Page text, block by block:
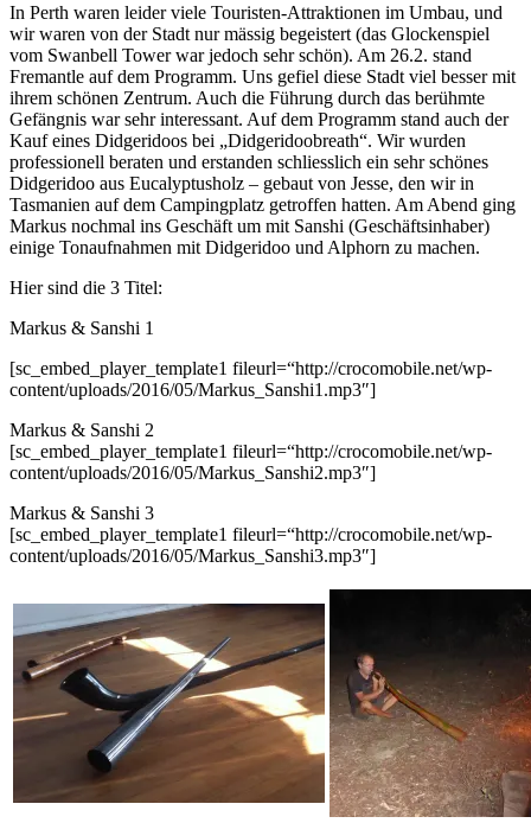
In Perth waren leider viele Touristen-Attraktionen im Umbau, und
wir waren von der Stadt nur mässig begeistert (das Glockenspiel
vom Swanbell Tower war jedoch sehr schön). Am 26.2. stand
Fremantle auf dem Programm. Uns gefiel diese Stadt viel besser mit
ihrem schönen Zentrum. Auch die Führung durch das berühmte
Gefängnis war sehr interessant. Auf dem Programm stand auch der
Kauf eines Didgeridoos bei „Didgeridoobreath“. Wir wurden
professionell beraten und erstanden schliesslich ein sehr schönes
Didgeridoo aus Eucalyptusholz – gebaut von Jesse, den wir in
Tasmanien auf dem Campingplatz getroffen hatten. Am Abend ging
Markus nochmal ins Geschäft um mit Sanshi (Geschäftsinhaber)
einige Tonaufnahmen mit Didgeridoo und Alphorn zu machen.
Hier sind die 3 Titel:
Markus & Sanshi 1
[sc_embed_player_template1 fileurl=“http://crocomobile.net/wp-
content/uploads/2016/05/Markus_Sanshi1.mp3″]
Markus & Sanshi 2
[sc_embed_player_template1 fileurl=“http://crocomobile.net/wp-
content/uploads/2016/05/Markus_Sanshi2.mp3″]
Markus & Sanshi 3
[sc_embed_player_template1 fileurl=“http://crocomobile.net/wp-
content/uploads/2016/05/Markus_Sanshi3.mp3″]